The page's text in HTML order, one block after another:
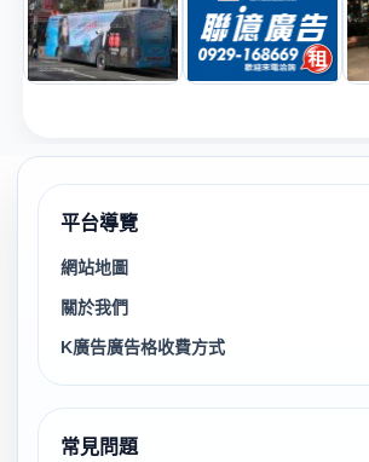
平台導覽
網站地圖
關於我們
K廣告廣告格收費方式
常見問題